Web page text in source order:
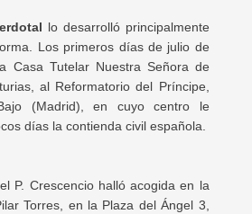
lo desarrolló principalmente
Los primeros días de julio de
Casa Tutelar Nuestra Señora de
al Reformatorio del Príncipe,
(Madrid), en cuyo centro le
días la contienda civil española.
P. Crescencio halló acogida en la
Torres, en la Plaza del Ángel 3,